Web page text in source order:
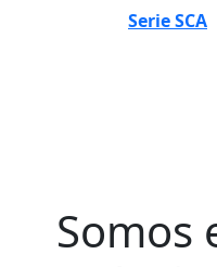
Serie SCA
Somos